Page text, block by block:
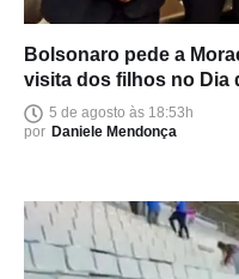
Bolsonaro pede a
visita dos filhos no Dia
5 de agosto às 18:53h
por Daniele Mendonça